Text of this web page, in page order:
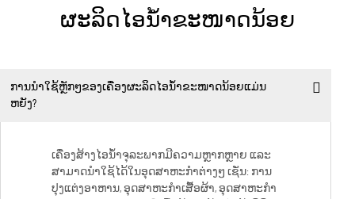
ຜະລິດໄອນ້ຳຂະໜາດນ້ອຍ
ການນຳໃຊ້ຫຼັກໆຂອງເຄື່ອງຜະລິດໄອນ້ຳຂະໜາດນ້ອຍແມ່ນ
ຫຍັງ?
ເຄື່ອງສ້າງໄອນ້ຳຈຸລະພາກມີຄວາມຫຼາກຫຼາຍ ແລະ
ສາມາດນຳໃຊ້ໄດ້ໃນອຸດສາຫະກຳຕ່າງໆ ເຊັ່ນ: ການ
ປຸງແຕ່ງອາຫານ, ອຸດສາຫະກຳເສື້ອຜ້າ, ອຸດສາຫະກຳ